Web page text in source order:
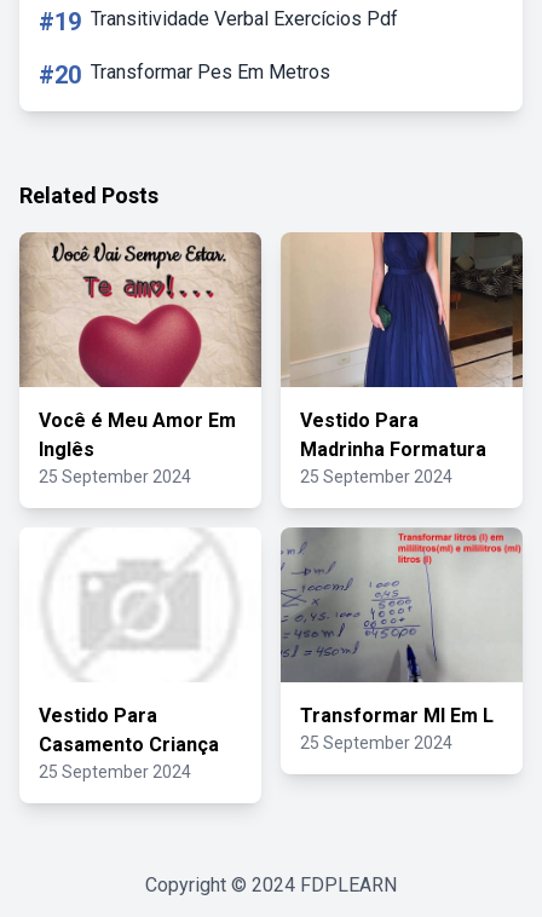
#19 Transitividade Verbal Exercícios Pdf
#20 Transformar Pes Em Metros
Related Posts
Você é Meu Amor Em
Inglês
25 September 2024
Vestido Para
Madrinha Formatura
25 September 2024
Vestido Para
Casamento Criança
25 September 2024
Transformar Ml Em L
25 September 2024
Copyright © 2024 FDPLEARN